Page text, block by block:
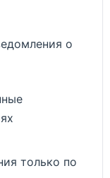
о
только по